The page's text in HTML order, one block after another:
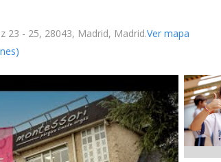
23 - 25, 28043, Madrid, Madrid.Ver mapa